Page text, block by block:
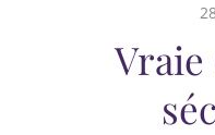
Vraie